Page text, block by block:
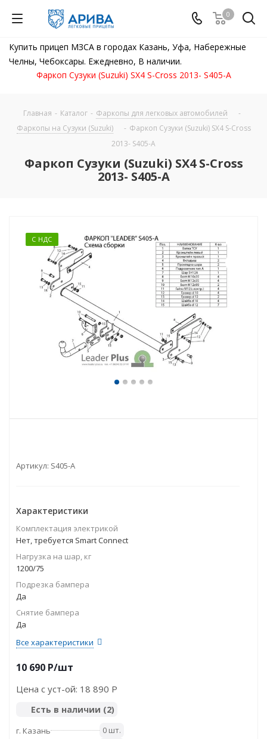
0
Купить прицеп МЗСА в городах Казань, Уфа, Набережные
Челны, Чебоксары. Ежедневно, В наличии.
Фаркоп Сузуки (Suzuki) SX4 S-Cross 2013- S405-A
Главная - Каталог - Фаркопы для легковых автомобилей
-
Фаркопы на Сузуки (Suzuki)
- Фаркоп Сузуки (Suzuki) SX4 S-Cross
2013- S405-A
Фаркоп Сузуки (Suzuki) SX4 S-Cross
2013- S405-A
С НДС
Артикул: S405-A
Характеристики
Комплектация электрикой
Нет, требуется Smart Connect
Нагрузка на шар, кг
1200/75
Подрезка бампера
Да
Снятие бампера
Да
Все характеристики
10 690 P/шт
Цена с уст-ой: 18 890 P
Есть в наличии (2)
г. Казань
0 шт.